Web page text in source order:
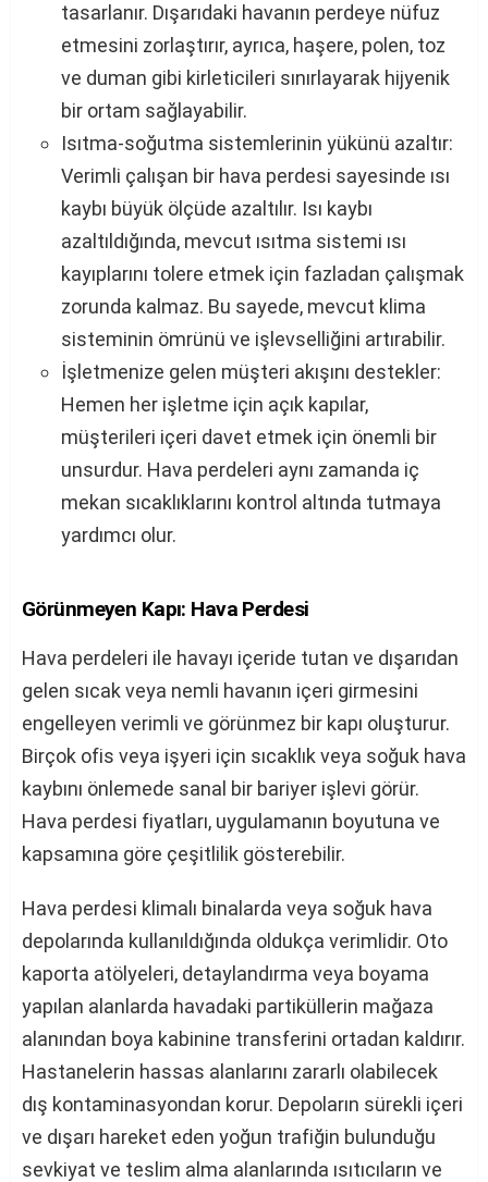
tasarlanır. Dışarıdaki havanın perdeye nüfuz
etmesini zorlaştırır, ayrıca, haşere, polen, toz
ve duman gibi kirleticileri sınırlayarak hijyenik
bir ortam sağlayabilir.
Isıtma-soğutma sistemlerinin yükünü azaltır:
Verimli çalışan bir hava perdesi sayesinde ısı
kaybı büyük ölçüde azaltılır. Isı kaybı
azaltıldığında, mevcut ısıtma sistemi ısı
kayıplarını tolere etmek için fazladan çalışmak
zorunda kalmaz. Bu sayede, mevcut klima
sisteminin ömrünü ve işlevselliğini artırabilir.
İşletmenize gelen müşteri akışını destekler:
Hemen her işletme için açık kapılar,
müşterileri içeri davet etmek için önemli bir
unsurdur. Hava perdeleri aynı zamanda iç
mekan sıcaklıklarını kontrol altında tutmaya
yardımcı olur.
Görünmeyen Kapı: Hava Perdesi
Hava perdeleri ile havayı içeride tutan ve dışarıdan
gelen sıcak veya nemli havanın içeri girmesini
engelleyen verimli ve görünmez bir kapı oluşturur.
Birçok ofis veya işyeri için sıcaklık veya soğuk hava
kaybını önlemede sanal bir bariyer işlevi görür.
Hava perdesi fiyatları, uygulamanın boyutuna ve
kapsamına göre çeşitlilik gösterebilir.
Hava perdesi klimalı binalarda veya soğuk hava
depolarında kullanıldığında oldukça verimlidir. Oto
kaporta atölyeleri, detaylandırma veya boyama
yapılan alanlarda havadaki partiküllerin mağaza
alanından boya kabinine transferini ortadan kaldırır.
Hastanelerin hassas alanlarını zararlı olabilecek
dış kontaminasyondan korur. Depoların sürekli içeri
ve dışarı hareket eden yoğun trafiğin bulunduğu
sevkiyat ve teslim alma alanlarında ısıtıcıların ve